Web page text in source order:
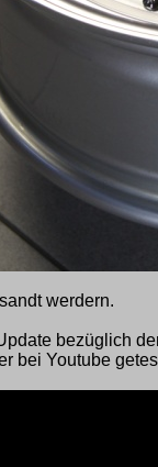
werdern.
bezüglich
bei Youtube